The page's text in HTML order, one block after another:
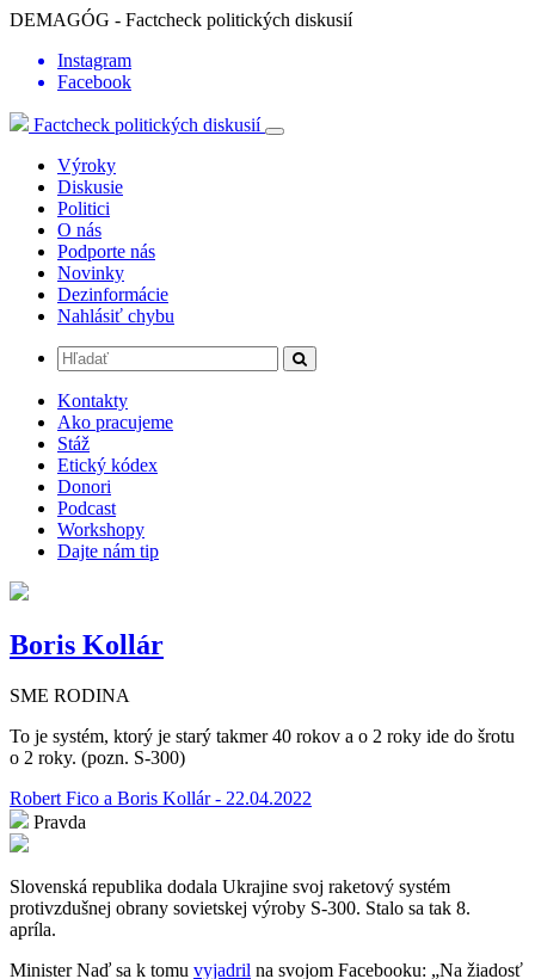
DEMAGÓG - Factcheck politických diskusií
Instagram
Facebook
Factcheck politických diskusií
Výroky
Diskusie
Politici
O nás
Podporte nás
Novinky
Dezinformácie
Nahlásiť chybu
Kontakty
Ako pracujeme
Stáž
Etický kódex
Donori
Podcast
Workshopy
Dajte nám tip
Boris Kollár
SME RODINA
To je systém, ktorý je starý takmer 40 rokov a o 2 roky ide do šrotu
o 2 roky. (pozn. S-300)
Robert Fico a Boris Kollár - 22.04.2022
Pravda
Slovenská republika dodala Ukrajine svoj raketový systém
protivzdušnej obrany sovietskej výroby S-300. Stalo sa tak 8.
apríla.
Minister Naď sa k tomu vyjadril na svojom Facebooku: „Na žiadosť